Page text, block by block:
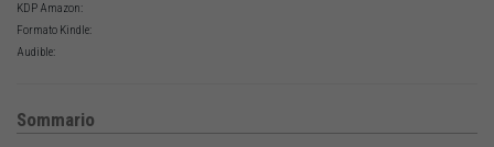
KDP Amazon:
Formato Kindle:
Audible:
Sommario